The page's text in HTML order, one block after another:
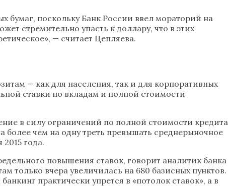
поскольку Банк России ввел мораторий на
стремительно упасть к доллару, что в этих
— считает Цепляева.
— как для населения, так и для корпоративных
ставки по вкладам и полной стоимости
в силу ограничений по полной стоимости кредита
более чем на одну треть превышать среднерыночное
года.
повышения ставок, говорит аналитик банка
только вчера увеличилась на 680 базисных пунктов.
практически упрется в «потолок ставок», а в